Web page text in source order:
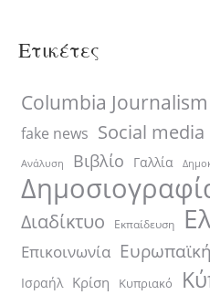
Ετικέτες
Columbia
fake news Social media
Ανάλυση Βιβλίο Γαλλία
Διαδίκτυο Εκπαίδευση
Επικοινωνία
Ισραήλ Κρίση Κυπριακό